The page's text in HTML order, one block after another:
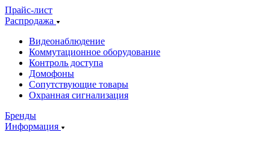
Прайс-лист
Распродажа
Видеонаблюдение
Коммутационное оборудование
Контроль доступа
Домофоны
Сопутствующие товары
Охранная сигнализация
Бренды
Информация